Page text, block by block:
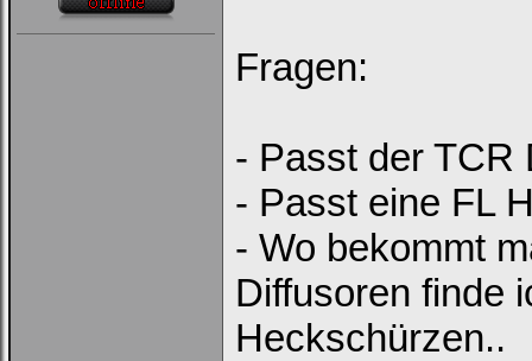
Fragen:
- Passt der TCR
- Passt eine FL
- Wo bekommt
Diffusoren finde
Heckschürzen..